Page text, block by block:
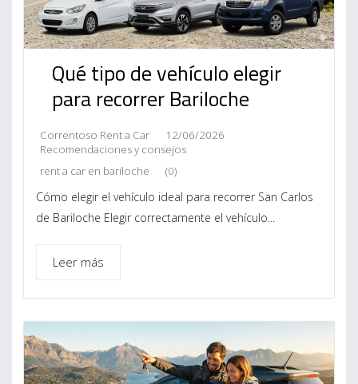
Qué tipo de vehículo elegir
para recorrer Bariloche
Correntoso Rent a Car
12/06/2026
Recomendaciones y consejos
rent a car en bariloche
(0)
Cómo elegir el vehículo ideal para recorrer San Carlos
de Bariloche Elegir correctamente el vehículo...
Leer más